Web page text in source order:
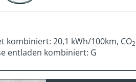
kombiniert: 20,1 kWh/100km, CO2
entladen kombiniert: G